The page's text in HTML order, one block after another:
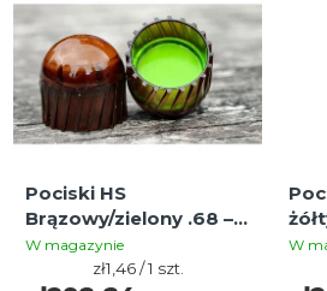
Pociski HS
Brązowy/zielony .68 –
200 szt. do gier
magfed i milsim
W magazynie
Cena
zł1,46 / 1 szt.
W